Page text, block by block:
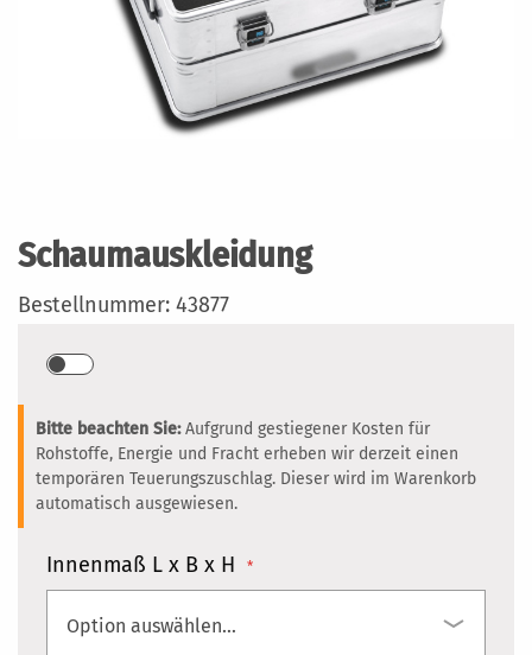
Schaumauskleidung
Bestellnummer: 43877
Bitte beachten Sie:Aufgrund gestiegener Kosten für
Rohstoffe, Energie und Fracht erheben wir derzeit einen
temporären Teuerungszuschlag. Dieser wird im Warenkorb
automatisch ausgewiesen.
Innenmaß L x B x H
Bildergalerie